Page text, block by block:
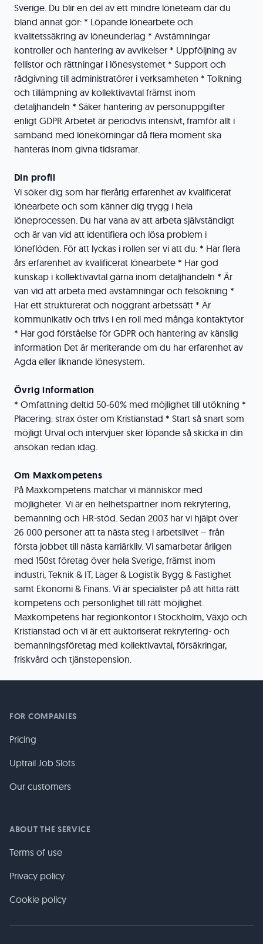
Sverige. Du blir en del av ett mindre löneteam där du
bland annat gör: * Löpande lönearbete och
kvalitetssäkring av löneunderlag * Avstämningar
kontroller och hantering av avvikelser * Uppföljning av
fellistor och rättningar i lönesystemet * Support och
rådgivning till administratörer i verksamheten * Tolkning
och tillämpning av kollektivavtal främst inom
detaljhandeln * Säker hantering av personuppgifter
enligt GDPR Arbetet är periodvis intensivt, framför allt i
samband med lönekörningar då flera moment ska
hanteras inom givna tidsramar.
Din profil
Vi söker dig som har flerårig erfarenhet av kvalificerat
lönearbete och som känner dig trygg i hela
löneprocessen. Du har vana av att arbeta självständigt
och är van vid att identifiera och lösa problem i
löneflöden. För att lyckas i rollen ser vi att du: * Har flera
års erfarenhet av kvalificerat lönearbete * Har god
kunskap i kollektivavtal gärna inom detaljhandeln * Är
van vid att arbeta med avstämningar och felsökning *
Har ett strukturerat och noggrant arbetssätt * Är
kommunikativ och trivs i en roll med många kontaktytor
* Har god förståelse för GDPR och hantering av känslig
information Det är meriterande om du har erfarenhet av
Agda eller liknande lönesystem.
Övrig information
* Omfattning deltid 50-60% med möjlighet till utökning *
Placering: strax öster om Kristianstad * Start så snart som
möjligt Urval och intervjuer sker löpande så skicka in din
ansökan redan idag.
Om Maxkompetens
På Maxkompetens matchar vi människor med
möjligheter. Vi är en helhetspartner inom rekrytering,
bemanning och HR-stöd. Sedan 2003 har vi hjälpt över
26 000 personer att ta nästa steg i arbetslivet – från
första jobbet till nästa karriärkliv. Vi samarbetar årligen
med 150st företag över hela Sverige, främst inom
industri, Teknik & IT, Lager & Logistik Bygg & Fastighet
samt Ekonomi & Finans. Vi är specialister på att hitta rätt
kompetens och personlighet till rätt möjlighet.
Maxkompetens har regionkontor i Stockholm, Växjö och
Kristianstad och vi är ett auktoriserat rekrytering- och
bemanningsföretag med kollektivavtal, försäkringar,
friskvård och tjänstepension.
FOR COMPANIES
Pricing
Uptrail Job Slots
Our customers
ABOUT THE SERVICE
Terms of use
Privacy policy
Cookie policy